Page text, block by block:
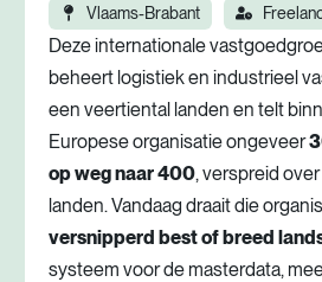
Vlaams-Brabant
Deze internationale
beheert logistiek en industrieel
een veertiental landen en telt
Europese organisatie ongeveer
op weg naar 400, verspreid
landen. Vandaag draait die
versnipperd best of breed
systeem voor de masterdata,